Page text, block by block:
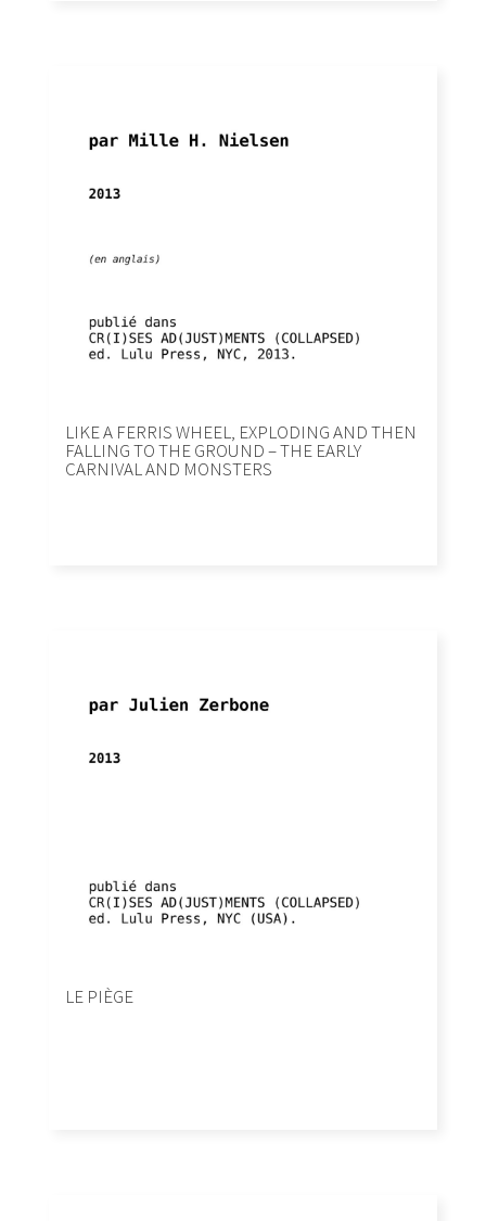
LIKE A FERRIS WHEEL, EXPLODING AND THEN
FALLING TO THE GROUND – THE EARLY
CARNIVAL AND MONSTERS
LE PIÈGE